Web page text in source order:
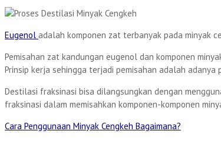
Eugenol adalah komponen zat terbanyak pada minyak
Pemisahan zat kandungan eugenol dan komponen
Prinsip kerja sehingga terjadi pemisahan adalah
Destilasi fraksinasi bisa dilangsungkan dengan
fraksinasi dalam memisahkan komponen-komponen
Cara Penggunaan Minyak Cengkeh Bagaimana?